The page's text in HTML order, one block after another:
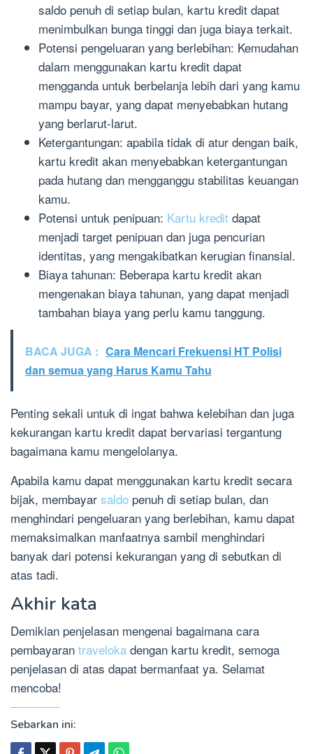
saldo penuh di setiap bulan, kartu kredit dapat
menimbulkan bunga tinggi dan juga biaya terkait.
Potensi pengeluaran yang berlebihan: Kemudahan
dalam menggunakan kartu kredit dapat
mengganda untuk berbelanja lebih dari yang kamu
mampu bayar, yang dapat menyebabkan hutang
yang berlarut-larut.
Ketergantungan: apabila tidak di atur dengan baik,
kartu kredit akan menyebabkan ketergantungan
pada hutang dan mengganggu stabilitas keuangan
kamu.
Potensi untuk penipuan: Kartu kredit dapat
menjadi target penipuan dan juga pencurian
identitas, yang mengakibatkan kerugian finansial.
Biaya tahunan: Beberapa kartu kredit akan
mengenakan biaya tahunan, yang dapat menjadi
tambahan biaya yang perlu kamu tanggung.
BACA JUGA : Cara Mencari Frekuensi HT Polisi
dan semua yang Harus Kamu Tahu
Penting sekali untuk di ingat bahwa kelebihan dan juga
kekurangan kartu kredit dapat bervariasi tergantung
bagaimana kamu mengelolanya.
Apabila kamu dapat menggunakan kartu kredit secara
bijak, membayar saldo penuh di setiap bulan, dan
menghindari pengeluaran yang berlebihan, kamu dapat
memaksimalkan manfaatnya sambil menghindari
banyak dari potensi kekurangan yang di sebutkan di
atas tadi.
Akhir kata
Demikian penjelasan mengenai bagaimana cara
pembayaran traveloka dengan kartu kredit, semoga
penjelasan di atas dapat bermanfaat ya. Selamat
mencoba!
Sebarkan ini: